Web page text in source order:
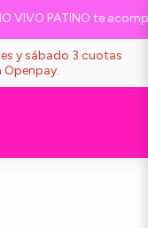
VIVO PATINO te
y sábado 3 cuotas
Openpay.